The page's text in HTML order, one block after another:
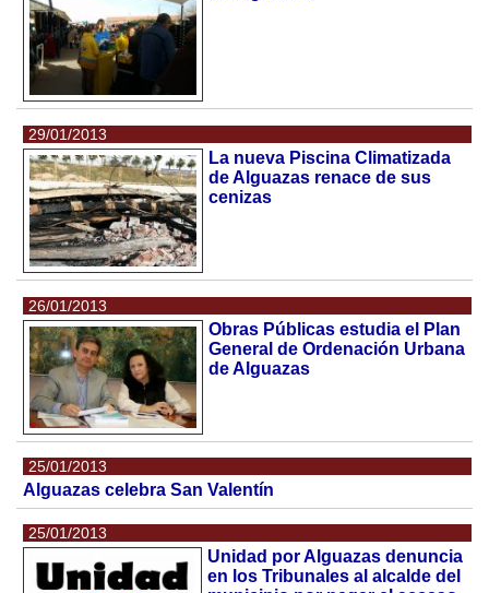
29/01/2013
La nueva Piscina Climatizada
de Alguazas renace de sus
cenizas
26/01/2013
Obras Públicas estudia el Plan
General de Ordenación Urbana
de Alguazas
25/01/2013
Alguazas celebra San Valentín
25/01/2013
Unidad por Alguazas denuncia
en los Tribunales al alcalde del